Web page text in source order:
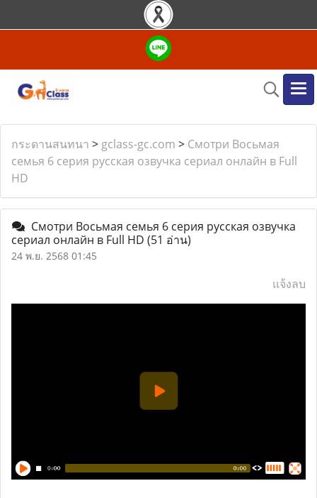
กระดานสนทนา > gclass-gc.com > Смотри Восьмая
семья 6 серия русская озвучка сериал онлайн в Full
HD
Смотри Восьмая семья 6 серия русская озвучка
сериал онлайн в Full HD (51 อ่าน)
24 พ.ย. 2568 01:45
แจ้งลบ